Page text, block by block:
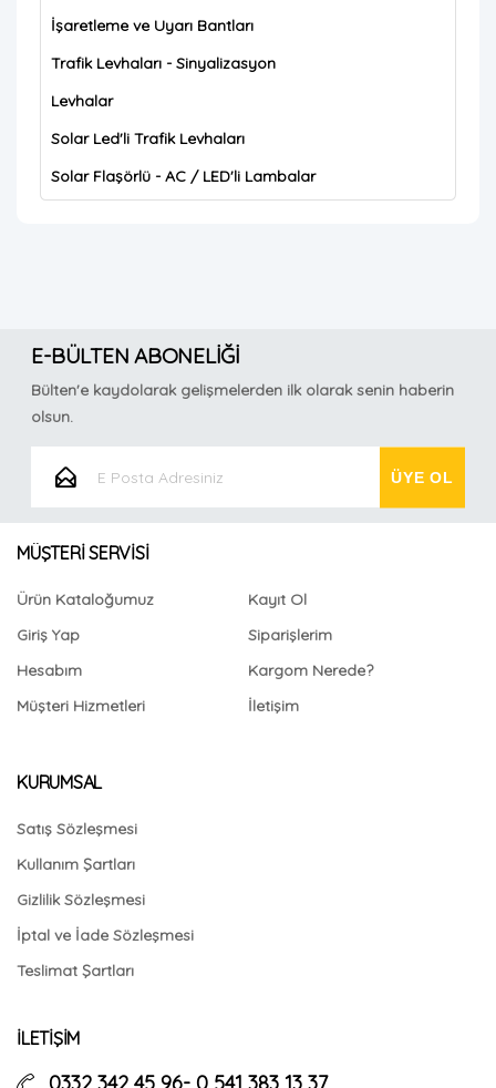
İşaretleme ve Uyarı Bantları
Trafik Levhaları - Sinyalizasyon
Levhalar
Solar Led'li Trafik Levhaları
Solar Flaşörlü - AC / LED'li Lambalar
E-BÜLTEN ABONELİĞİ
Bülten'e kaydolarak gelişmelerden ilk olarak senin haberin
olsun.
MÜŞTERİ SERVİSİ
Ürün Kataloğumuz
Kayıt Ol
Giriş Yap
Siparişlerim
Hesabım
Kargom Nerede?
Müşteri Hizmetleri
İletişim
KURUMSAL
Satış Sözleşmesi
Kullanım Şartları
Gizlilik Sözleşmesi
İptal ve İade Sözleşmesi
Teslimat Şartları
İLETIŞIM
0332 342 45 96- 0 541 383 13 37